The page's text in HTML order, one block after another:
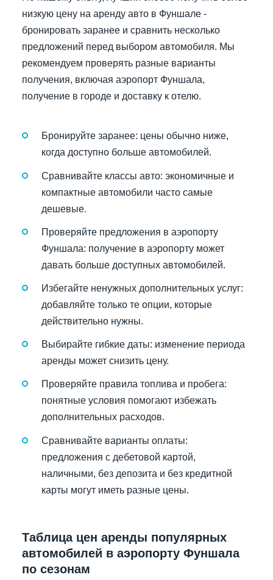
низкую цену на аренду авто в Фуншале -
бронировать заранее и сравнить несколько
предложений перед выбором автомобиля. Мы
рекомендуем проверять разные варианты
получения, включая аэропорт Фуншала,
получение в городе и доставку к отелю.
Бронируйте заранее: цены обычно ниже,
когда доступно больше автомобилей.
Сравнивайте классы авто: экономичные и
компактные автомобили часто самые
дешевые.
Проверяйте предложения в аэропорту
Фуншала: получение в аэропорту может
давать больше доступных автомобилей.
Избегайте ненужных дополнительных услуг:
добавляйте только те опции, которые
действительно нужны.
Выбирайте гибкие даты: изменение периода
аренды может снизить цену.
Проверяйте правила топлива и пробега:
понятные условия помогают избежать
дополнительных расходов.
Сравнивайте варианты оплаты:
предложения с дебетовой картой,
наличными, без депозита и без кредитной
карты могут иметь разные цены.
Таблица цен аренды популярных
автомобилей в аэропорту Фуншала
по сезонам